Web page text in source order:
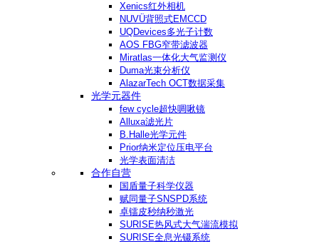
Xenics红外相机
NUVÜ背照式EMCCD
UQDevices多光子计数
AOS FBG窄带滤波器
Miratlas一体化大气监测仪
Duma光束分析仪
AlazarTech OCT数据采集
光学元器件
few cycle超快啁啾镜
Alluxa滤光片
B.Halle光学元件
Prior纳米定位压电平台
光学表面清洁
合作自营
国盾量子科学仪器
赋同量子SNSPD系统
卓镭皮秒纳秒激光
SURISE热风式大气湍流模拟
SURISE全息光镊系统